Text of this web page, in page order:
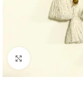
Click to